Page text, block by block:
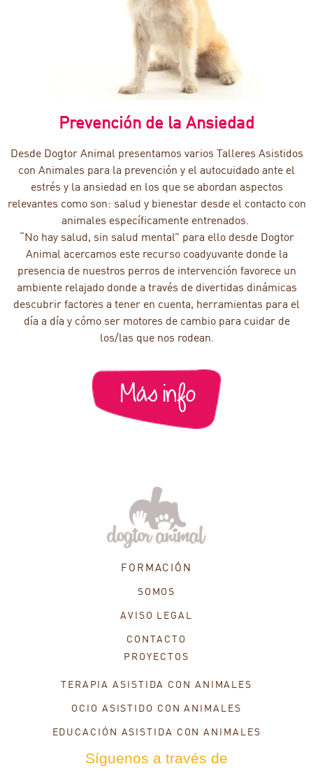
Prevención de la Ansiedad
Desde Dogtor Animal presentamos varios Talleres Asistidos
con Animales para la prevención y el autocuidado ante el
estrés y la ansiedad en los que se abordan aspectos
relevantes como son: salud y bienestar desde el contacto con
animales específicamente entrenados.
“No hay salud, sin salud mental” para ello desde Dogtor
Animal acercamos este recurso coadyuvante donde la
presencia de nuestros perros de intervención favorece un
ambiente relajado donde a través de divertidas dinámicas
descubrir factores a tener en cuenta, herramientas para el
día a día y cómo ser motores de cambio para cuidar de
los/las que nos rodean.
FORMACIÓN
SOMOS
AVISO LEGAL
CONTACTO
PROYECTOS
TERAPIA ASISTIDA CON ANIMALES
OCIO ASISTIDO CON ANIMALES
EDUCACIÓN ASISTIDA CON ANIMALES
Síguenos a través de